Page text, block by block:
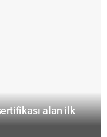
alan ilk